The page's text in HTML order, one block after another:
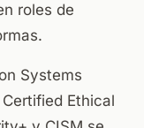
roles de
Systems
Ethical